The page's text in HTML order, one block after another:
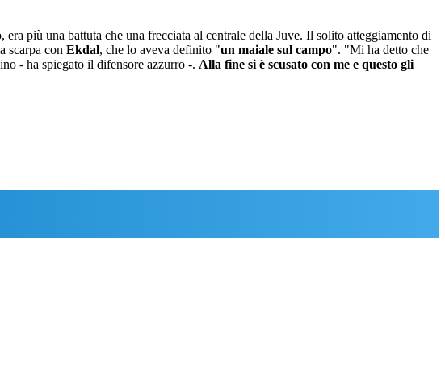
più una battuta che una frecciata al centrale della Juve. Il solito atteggiamento di
scarpa con Ekdal, che lo aveva definito "un maiale sul campo". "Mi ha detto che
- ha spiegato il difensore azzurro -. Alla fine si è scusato con me e questo gli